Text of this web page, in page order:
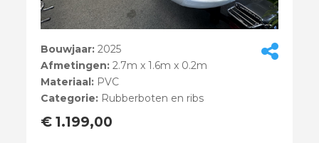
Bouwjaar:2025
Afmetingen:2.7m x 1.6m x 0.2m
Materiaal: PVC
Categorie: Rubberboten en ribs
€ 1.199,00